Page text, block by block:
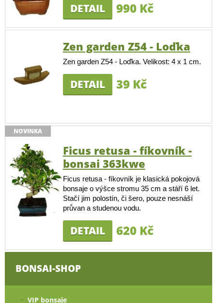
DETAIL 990 Kč
Zen garden Z54 - Loďka
Zen garden Z54 - Loďka. Velikost: 4 x 1 cm.
DETAIL 39 Kč
NOVINKA
Ficus retusa - fíkovník -
bonsai 363kwe
Ficus retusa - fíkovník je klasická pokojová
bonsaje o výšce stromu 35 cm a stáří 6 let.
Stačí jim polostín, či šero, pouze nesnáší
průvan a studenou vodu.
DETAIL 620 Kč
BONSAI-SHOP
VIP bonsaje